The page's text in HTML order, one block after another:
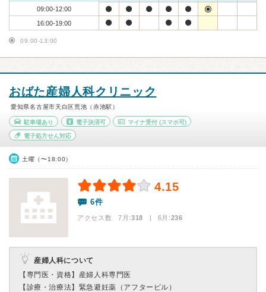
09:00-12:00
16:00-19:00
09:00-13:00
おばた産婦人科クリニック
愛知県名古屋市天白区荒池（赤池駅）
駐車場あり 電子決済可 マイナ受付 (スマホ可)
電子処方せん対応
土曜（〜18:00）
4.15
6件
アクセス数 7月:318 | 6月:236
産婦人科について
【専門医・資格】 産婦人科専門医
【診療・治療法】 緊急避妊薬（アフターピル）